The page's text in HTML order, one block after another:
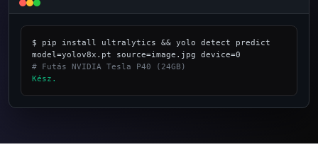
$ pip install ultralytics && yolo detect predict
# Futás NVIDIA Tesla P40 (24GB)
Kész.